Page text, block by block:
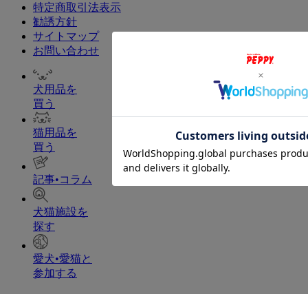
特定商取引法表示
勧誘方針
サイトマップ
お問い合わせ
犬用品を
買う
猫用品を
買う
記事•コラム
犬猫施設を
探す
愛犬•愛猫と
参加する